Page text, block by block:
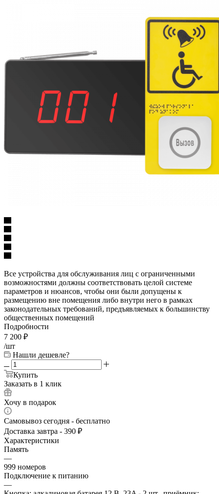
Все устройства для обслуживания лиц с ограниченными
возможностями должны соответствовать целой системе
параметров и нюансов, чтобы они были допущены к
размещению вне помещения либо внутри него в рамках
законодательных требований, предъявляемых к большинству
общественных помещений
Подробности
7 200 ₽
/шт
Нашли дешевле?
Купить
Заказать в 1 клик
Хочу в подарок
Самовывоз сегодня - бесплатно
Доставка завтра - 390 ₽
Характеристики
Память
—
999 номеров
Подключение к питанию
—